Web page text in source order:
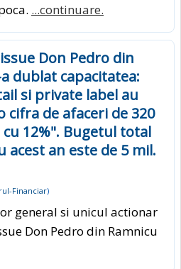
...continuare.
Don Pedro din
dublat capacitatea:
si private label au
cifra de afaceri de 320
12%". Bugetul total
an este de 5 mil.
Financiar)
general si unicul actionar
Don Pedro din Ramnicu